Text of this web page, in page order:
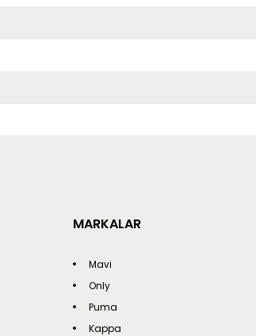
MARKALAR
Mavi
Only
Puma
Kappa